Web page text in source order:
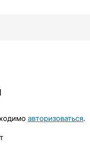
авторизоваться.